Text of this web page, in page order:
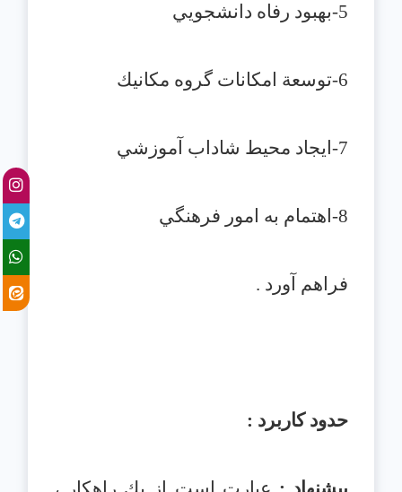
5-بهبود رفاه دانشجويي
6-توسعة امكانات گروه مكانيك
7-ايجاد محيط شاداب آموزشي
8-اهتمام به امور فرهنگي
فراهم آورد .
حدود كاربرد :